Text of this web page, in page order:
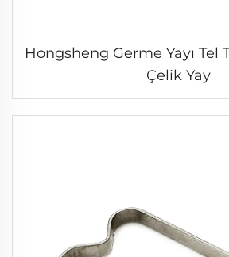
Hongsheng Germe Yayı Tel
Çelik Yay